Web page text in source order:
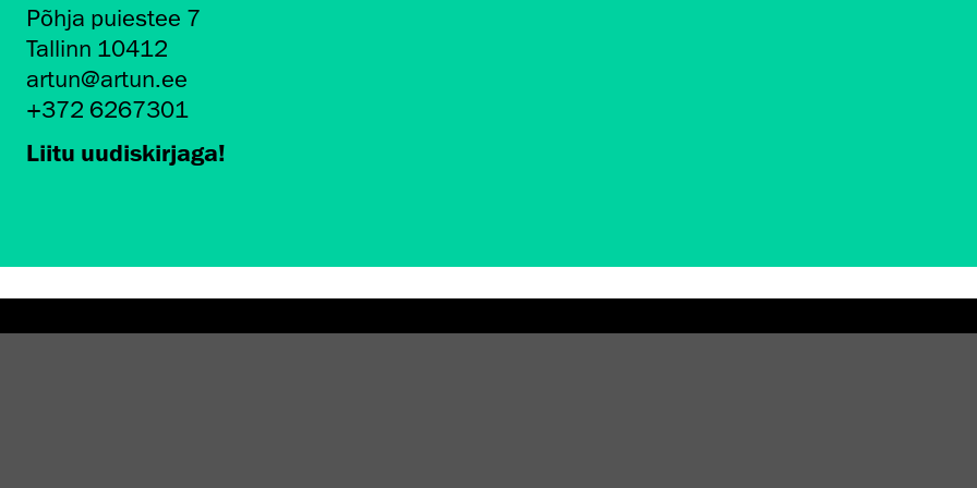
Põhja puiestee 7
Tallinn 10412
artun@artun.ee
+372 6267301
Liitu uudiskirjaga!